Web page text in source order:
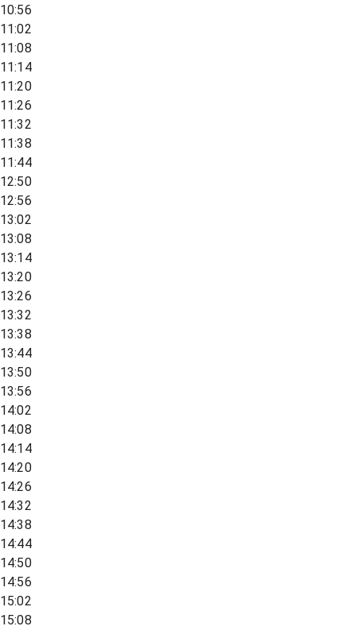
10:56
11:02
11:08
11:14
11:20
11:26
11:32
11:38
11:44
12:50
12:56
13:02
13:08
13:14
13:20
13:26
13:32
13:38
13:44
13:50
13:56
14:02
14:08
14:14
14:20
14:26
14:32
14:38
14:44
14:50
14:56
15:02
15:08